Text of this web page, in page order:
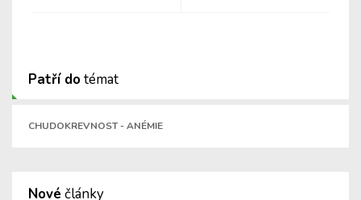
Patří dotémat
CHUDOKREVNOST - ANÉMIE
Nové články